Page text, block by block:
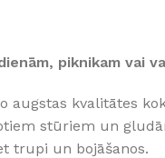
IESKATIES!
ražotāja kolekcijas, kuras
interjera dizaineri
piknikam vai
kvalitātes
stūriem un
trupi un bojāšanos.